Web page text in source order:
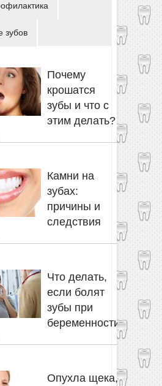
зубов
Почему
крошатся
зубы и что с
этим делать?
Камни на
зубах:
причины и
следствия
Что делать,
если болят
зубы при
беременности?
Опухла щека,